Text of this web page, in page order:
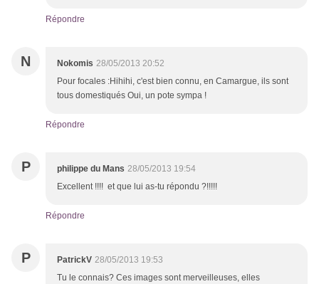
Répondre
N Nokomis 28/05/2013 20:52
Pour focales :Hihihi, c'est bien connu, en Camargue, ils sont
tous domestiqués Oui, un pote sympa !
Répondre
P philippe du Mans 28/05/2013 19:54
Excellent !!!! et que lui as-tu répondu ?!!!!!
Répondre
P PatrickV 28/05/2013 19:53
Tu le connais? Ces images sont merveilleuses, elles